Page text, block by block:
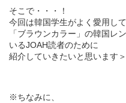
そこで・・・！
今回は韓国学生がよく愛用し
「ブラウンカラー」の韓国レ
いるJOAH読者のために
紹介していきたいと思います
※ちなみに、